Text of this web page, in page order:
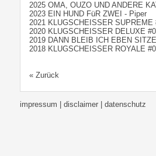
2025 OMA, OUZO UND ANDERE
2023 EIN HUND FüR ZWEI - Piper
2021 KLUGSCHEISSER SUPREME
2020 KLUGSCHEISSER DELUXE
2019 DANN BLEIB ICH EBEN
2018 KLUGSCHEISSER ROYALE
« Zurück
impressum | disclaimer | datenschutz